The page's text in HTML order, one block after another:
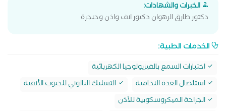
الخبرات والشهادات:
دكتور طارق الرهوان دكتور انف واذن وحنجرة
الخدمات الطبية:
اختبارات السمع بالفيزيولوجيا الكهربائية
استئصال الغدة النخامية
التسليك البالوني للجيوب الأنفية
الجراحة الميكروسكوبية للأذن